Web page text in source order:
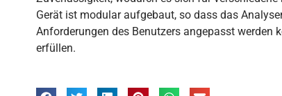
Gerät ist modular aufgebaut, so dass das
Anforderungen des Benutzers angepasst werden
erfüllen.